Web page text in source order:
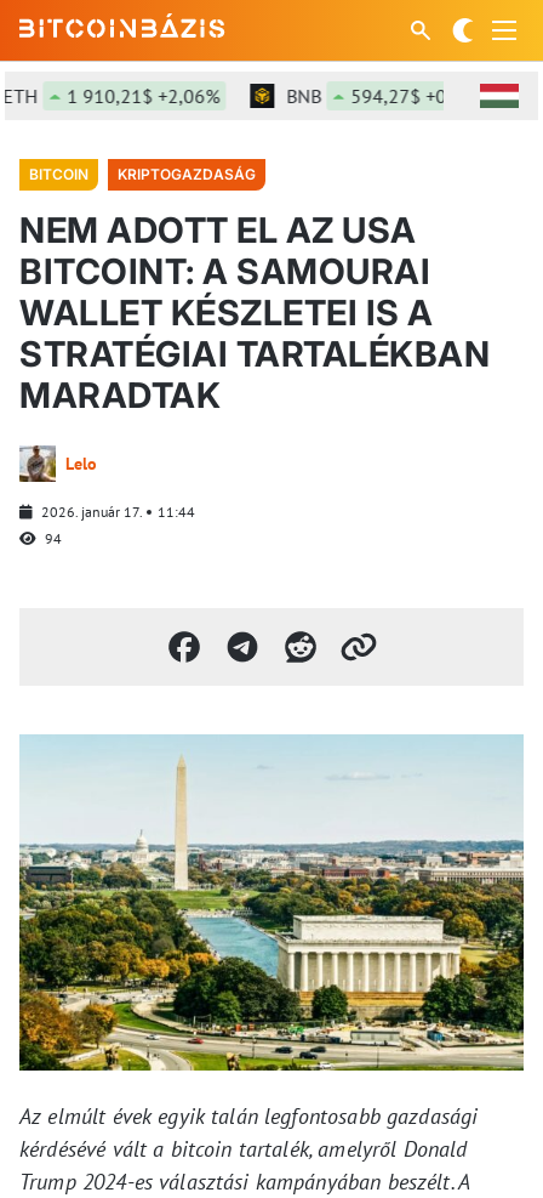
1 910,21$ +2,06% BNB 594,27$ +0,12%
BITCOIN KRIPTOGAZDASÁG
NEM ADOTT EL AZ USA
BITCOINT: A SAMOURAI
WALLET KÉSZLETEI IS A
STRATÉGIAI TARTALÉKBAN
MARADTAK
Lelo
2026. január 17.
11:44
94
Az elmúlt évek egyik talán legfontosabb gazdasági
kérdésévé vált a bitcoin tartalék, amelyről Donald
Trump 2024-es választási kampányában beszélt. A